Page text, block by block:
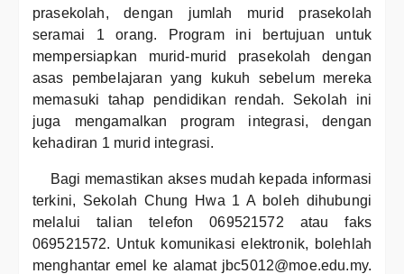
prasekolah, dengan jumlah murid prasekolah
seramai 1 orang. Program ini bertujuan untuk
mempersiapkan murid-murid prasekolah dengan
asas pembelajaran yang kukuh sebelum mereka
memasuki tahap pendidikan rendah. Sekolah ini
juga mengamalkan program integrasi, dengan
kehadiran 1 murid integrasi.
Bagi memastikan akses mudah kepada informasi
terkini, Sekolah Chung Hwa 1 A boleh dihubungi
melalui talian telefon 069521572 atau faks
069521572. Untuk komunikasi elektronik, bolehlah
menghantar emel ke alamat jbc5012@moe.edu.my.